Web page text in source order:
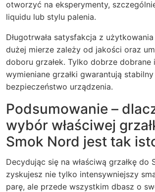
otworzyć na eksperymenty,
liquidu lub stylu palenia.
Długotrwała satysfakcja z
dużej mierze zależy od jakości oraz
doboru grzałek. Tylko dobrze dobrane
wymieniane grzałki gwarantują
bezpieczeństwo urządzenia.
Podsumowanie –
wybór właściwej
Smok Nord jest tak
Decydując się na właściwą grzałkę do
zyskujesz nie tylko intensywniejszy
parę, ale przede wszystkim dbasz o